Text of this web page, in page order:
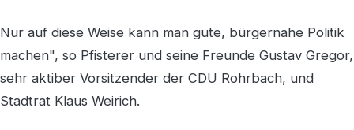
Nur auf diese Weise kann man gute, bürgernahe Politik
machen", so Pfisterer und seine Freunde Gustav Gregor,
sehr aktiber Vorsitzender der CDU Rohrbach, und
Stadtrat Klaus Weirich.